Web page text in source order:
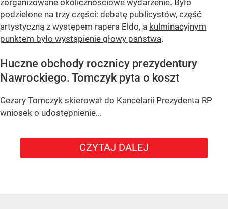
podzielone na trzy części: debatę publicystów, część
artystyczną z występem rapera Eldo, a kulminacyjnym
punktem było wystąpienie głowy państwa.
Huczne obchody rocznicy prezydentury
Nawrockiego. Tomczyk pyta o koszt
Cezary Tomczyk skierował do Kancelarii Prezydenta RP
wniosek o udostępnienie...
CZYTAJ DALEJ